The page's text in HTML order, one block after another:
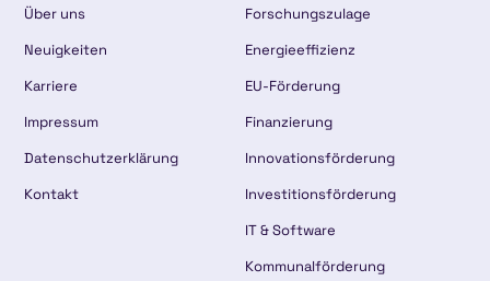
Über uns
Neuigkeiten
Karriere
Impressum
Datenschutzerklärung
Kontakt
Forschungszulage
Energieeffizienz
EU-Förderung
Finanzierung
Innovationsförderung
Investitionsförderung
IT & Software
Kommunalförderung